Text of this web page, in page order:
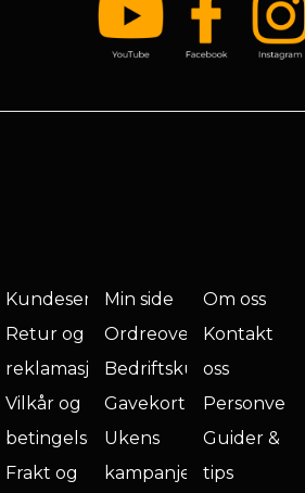
Kundeservice
Retur og
reklamasjon
Vilkår og
betingelser
Frakt og
Min side
Ordreoversikt
Bedriftskunde
Gavekort
Ukens
kampanje
Om oss
Kontakt
oss
Personvern
Guider &
tips